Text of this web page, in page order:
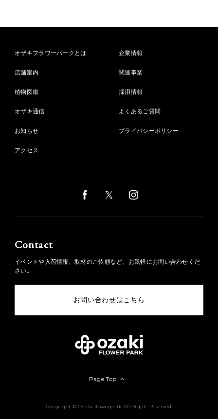
オザキフラワーパークとは
店舗案内
植物図鑑
オザキ通信
お知らせ
アクセス
企業情報
関連事業
採用情報
よくあるご質問
プライバシーポリシー
Contact
イベントや入荷情報、取材のご依頼など、お気軽にお問い合わせくだ
さい。
お問い合わせはこちら
Copyright © Ozaki-flowerpark All Rights Reserved.
Page Top